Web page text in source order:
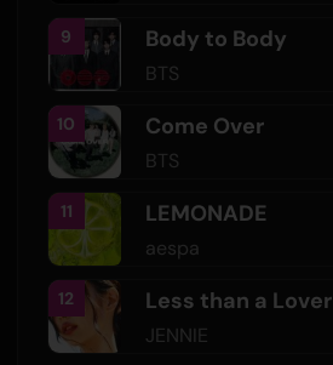
9 Body to Body
BTS
10 Come Over
BTS
11 LEMONADE
aespa
12 Less than a Lover
JENNIE